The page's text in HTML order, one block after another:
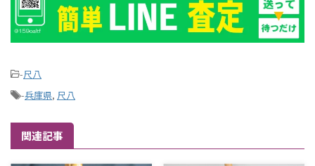
-尺八
-兵庫県, 尺八
関連記事